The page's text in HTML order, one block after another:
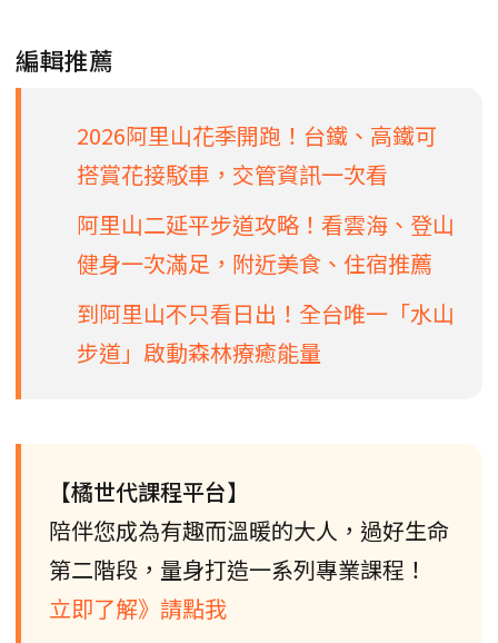
編輯推薦
2026阿里山花季開跑！台鐵、高鐵可
搭賞花接駁車，交管資訊一次看
阿里山二延平步道攻略！看雲海、登山
健身一次滿足，附近美食、住宿推薦
到阿里山不只看日出！全台唯一「水山
步道」啟動森林療癒能量
【橘世代課程平台】
陪伴您成為有趣而溫暖的大人，過好生命
第二階段，量身打造一系列專業課程！
立即了解》請點我